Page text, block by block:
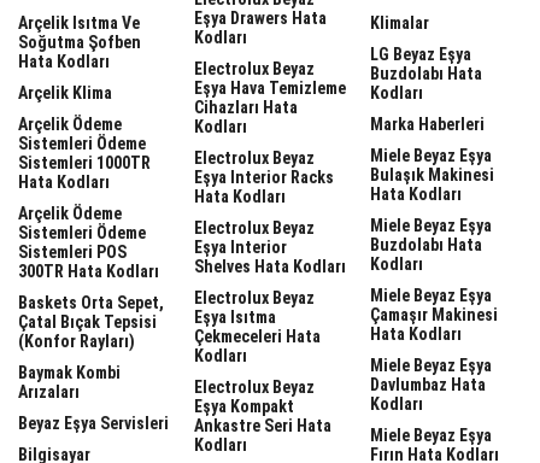
Arçelik Isıtma Ve
Soğutma Şofben
Hata Kodları
Arçelik Klima
Arçelik Ödeme
Sistemleri Ödeme
Sistemleri 1000TR
Hata Kodları
Arçelik Ödeme
Sistemleri Ödeme
Sistemleri POS
300TR Hata Kodları
Baskets Orta Sepet,
Çatal Bıçak Tepsisi
(Konfor Rayları)
Baymak Kombi
Arızaları
Beyaz Eşya Servisleri
Bilgisayar
Eşya Drawers Hata
Kodları
Electrolux Beyaz
Eşya Hava Temizleme
Cihazları Hata
Kodları
Electrolux Beyaz
Eşya Interior Racks
Hata Kodları
Electrolux Beyaz
Eşya Interior
Shelves Hata Kodları
Electrolux Beyaz
Eşya Isıtma
Çekmeceleri Hata
Kodları
Electrolux Beyaz
Eşya Kompakt
Ankastre Seri Hata
Kodları
Klimalar
LG Beyaz Eşya
Buzdolabı Hata
Kodları
Marka Haberleri
Miele Beyaz Eşya
Bulaşık Makinesi
Hata Kodları
Miele Beyaz Eşya
Buzdolabı Hata
Kodları
Miele Beyaz Eşya
Çamaşır Makinesi
Hata Kodları
Miele Beyaz Eşya
Davlumbaz Hata
Kodları
Miele Beyaz Eşya
Fırın Hata Kodları